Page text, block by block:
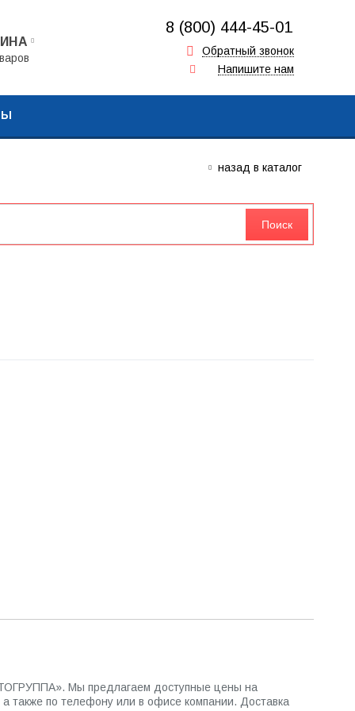
8 (800) 444-45-01
+7 (917) 857-00-16
+7 (962) 573-06-64
Напишите нам
Обратный звонок
назад в каталог
Мы предлагаем доступные цены на
также по телефону или в офисе компании. Доставка